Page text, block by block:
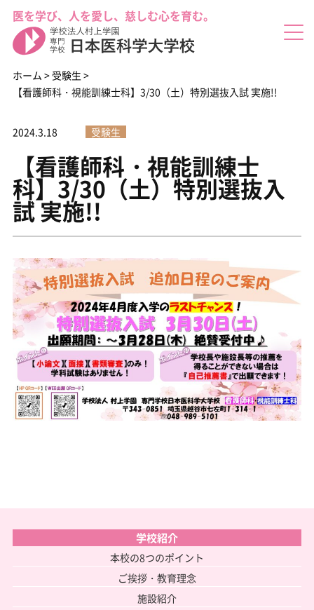
医を学び、人を愛し、慈しむ心を育む。
ホーム > 受験生 >
【看護師科・視能訓練士科】3/30（土）特別選抜入試 実施!!
2024.3.18 受験生
【看護師科・視能訓練士
科】3/30（土）特別選抜入
試 実施!!
学校紹介
本校の8つのポイント
ご挨拶・教育理念
施設紹介